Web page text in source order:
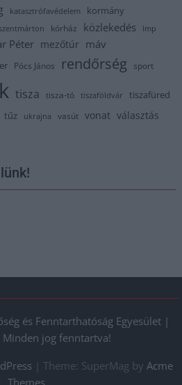
katasztrófavédelem kormány
kórház közlekedés lmp
Péter mezőtúr máv
Pócs János rendőrség sport
tisza tisza-tó tiszaföldvár tiszafüred
tűz ukrajna vasút vonat választás
és Fenntarthatóság Egyesület |
jog fenntartva!
Theme: SuperMag by Acme